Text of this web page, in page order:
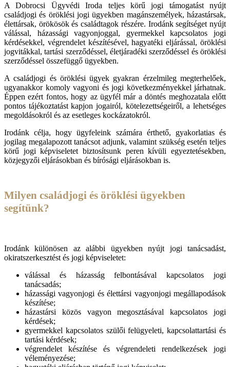
A Dobrocsi Ügyvédi Iroda teljes körű jogi támogatást nyújt
családjogi és öröklési jogi ügyekben magánszemélyek, házastársak,
élettársak, örökösök és családtagok részére. Irodánk segítséget nyújt
válással, házassági vagyonjoggal, gyermekkel kapcsolatos jogi
kérdésekkel, végrendelet készítésével, hagyatéki eljárással, öröklési
jogvitákkal, tartási szerződéssel, életjáradéki szerződéssel és öröklési
szerződéssel összefüggő ügyekben.
A családjogi és öröklési ügyek gyakran érzelmileg megterhelőek,
ugyanakkor komoly vagyoni és jogi következményekkel járhatnak.
Éppen ezért fontos, hogy az ügyfél már a döntés meghozatala előtt
pontos tájékoztatást kapjon jogairól, kötelezettségeiről, a lehetséges
megoldásokról és az esetleges kockázatokról.
Irodánk célja, hogy ügyfeleink számára érthető, gyakorlatias és
jogilag megalapozott tanácsot adjunk, valamint szükség esetén teljes
körű jogi képviseletet biztosítsunk peren kívüli egyeztetésekben,
közjegyzői eljárásokban és bírósági eljárásokban is.
Milyen családjogi és öröklési ügyekben
segítünk?
Irodánk különösen az alábbi ügyekben nyújt jogi tanácsadást,
okiratszerkesztést és jogi képviseletet:
válással és házasság felbontásával kapcsolatos jogi
tanácsadás;
házassági vagyonjogi és élettársi vagyonjogi megállapodások
készítése;
házastársi közös vagyon megosztásával kapcsolatos jogi
kérdések;
gyermekkel kapcsolatos szülői felügyeleti, kapcsolattartási és
tartási kérdések;
végrendelet készítése és végrendeleti rendelkezések jogi
véleményezése;